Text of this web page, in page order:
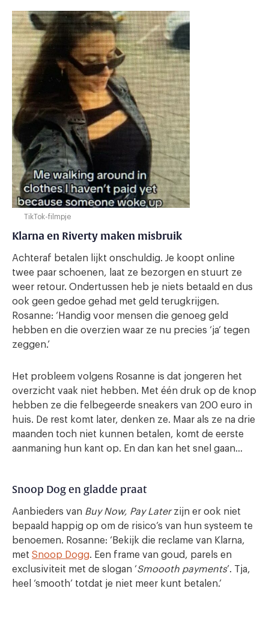
TikTok-filmpje
Klarna en Riverty maken misbruik
Achteraf betalen lijkt onschuldig. Je koopt online
twee paar schoenen, laat ze bezorgen en stuurt ze
weer retour. Ondertussen heb je niets betaald en dus
ook geen gedoe gehad met geld terugkrijgen.
Rosanne: ‘Handig voor mensen die genoeg geld
hebben en die overzien waar ze nu precies ‘ja’ tegen
zeggen.’
Het probleem volgens Rosanne is dat jongeren het
overzicht vaak niet hebben. Met één druk op de knop
hebben ze die felbegeerde sneakers van 200 euro in
huis. De rest komt later, denken ze. Maar als ze na drie
maanden toch niet kunnen betalen, komt de eerste
aanmaning hun kant op. En dan kan het snel gaan…
Snoop Dog en gladde praat
Aanbieders van Buy Now, Pay Laterzijn er ook niet
bepaald happig op om de risico’s van hun systeem te
benoemen. Rosanne: ‘Bekijk die reclame van Klarna,
met Snoop Dogg. Een frame van goud, parels en
exclusiviteit met de slogan ‘Smoooth payments’. Tja,
heel ‘smooth’ totdat je niet meer kunt betalen.’